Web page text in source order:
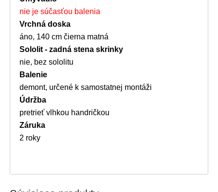
nie je súčasťou balenia
Vrchná doska
áno, 140 cm čierna matná
Sololit - zadná stena skrinky
nie, bez sololitu
Balenie
demont, určené k samostatnej montáži
Údržba
pretrieť vlhkou handričkou
Záruka
2 roky